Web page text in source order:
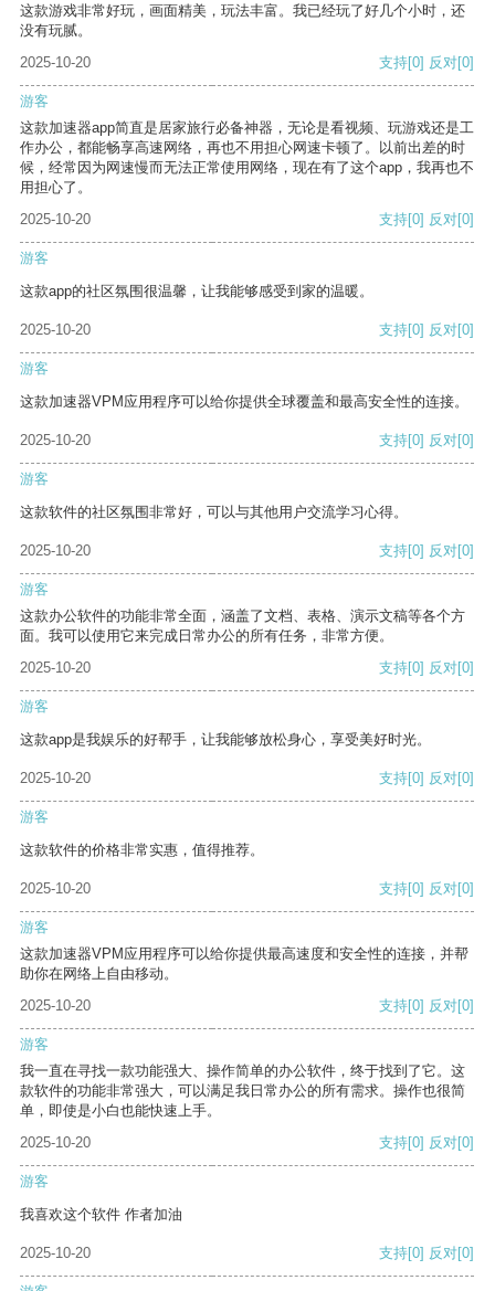
这款游戏非常好玩，画面精美，玩法丰富。我已经玩了好几个小时，还
没有玩腻。
2025-10-20
支持[0] 反对[0]
游客
这款加速器app简直是居家旅行必备神器，无论是看视频、玩游戏还是工
作办公，都能畅享高速网络，再也不用担心网速卡顿了。以前出差的时
候，经常因为网速慢而无法正常使用网络，现在有了这个app，我再也不
用担心了。
2025-10-20
支持[0] 反对[0]
游客
这款app的社区氛围很温馨，让我能够感受到家的温暖。
2025-10-20 支持[0] 反对[0]
游客
这款加速器VPM应用程序可以给你提供全球覆盖和最高安全性的连接。
2025-10-20 支持[0] 反对[0]
游客
这款软件的社区氛围非常好，可以与其他用户交流学习心得。
2025-10-20 支持[0] 反对[0]
游客
这款办公软件的功能非常全面，涵盖了文档、表格、演示文稿等各个方
面。我可以使用它来完成日常办公的所有任务，非常方便。
2025-10-20
支持[0] 反对[0]
游客
这款app是我娱乐的好帮手，让我能够放松身心，享受美好时光。
2025-10-20 支持[0] 反对[0]
游客
这款软件的价格非常实惠，值得推荐。
2025-10-20 支持[0] 反对[0]
游客
这款加速器VPM应用程序可以给你提供最高速度和安全性的连接，并帮
助你在网络上自由移动。
2025-10-20
支持[0] 反对[0]
游客
我一直在寻找一款功能强大、操作简单的办公软件，终于找到了它。这
款软件的功能非常强大，可以满足我日常办公的所有需求。操作也很简
单，即使是小白也能快速上手。
2025-10-20
支持[0] 反对[0]
游客
我喜欢这个软件 作者加油
2025-10-20 支持[0] 反对[0]